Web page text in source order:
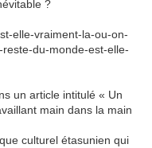
?
elle-vraiment-la-ou-on-
du-monde-est-elle-
un article intitulé « Un
main dans la main
culturel étasunien qui